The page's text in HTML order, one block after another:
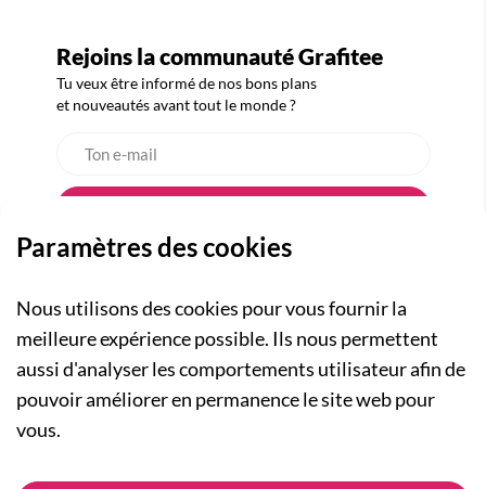
Rejoins la communauté Grafitee
Tu veux être informé de nos bons plans
et nouveautés avant tout le monde ?
A PROPOS
Qui sommes-nous ?
Actualités
Nos engagements
ASSISTANCE
Paramètres des cookies
Nous utilisons des cookies pour vous fournir la
meilleure expérience possible. Ils nous permettent
aussi d'analyser les comportements utilisateur afin de
pouvoir améliorer en permanence le site web pour
vous.